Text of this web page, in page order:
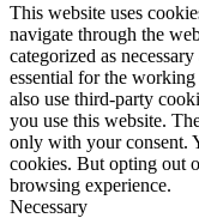
This website uses
navigate through the
categorized as
essential for the
also use third-party
you use this website.
only with your consent.
cookies. But opting out
browsing experience.
Necessary